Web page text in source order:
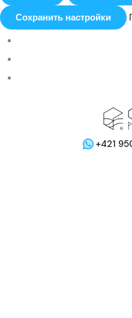
Сохранить настройки
+421